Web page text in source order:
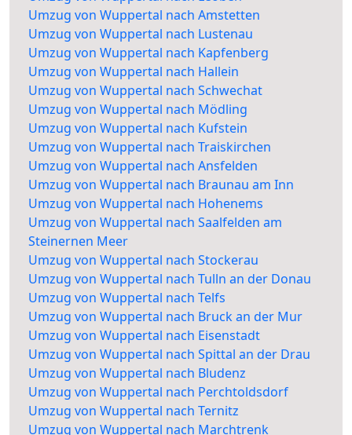
Umzug von Wuppertal nach Amstetten
Umzug von Wuppertal nach Lustenau
Umzug von Wuppertal nach Kapfenberg
Umzug von Wuppertal nach Hallein
Umzug von Wuppertal nach Schwechat
Umzug von Wuppertal nach Mödling
Umzug von Wuppertal nach Kufstein
Umzug von Wuppertal nach Traiskirchen
Umzug von Wuppertal nach Ansfelden
Umzug von Wuppertal nach Braunau am Inn
Umzug von Wuppertal nach Hohenems
Umzug von Wuppertal nach Saalfelden am
Steinernen Meer
Umzug von Wuppertal nach Stockerau
Umzug von Wuppertal nach Tulln an der Donau
Umzug von Wuppertal nach Telfs
Umzug von Wuppertal nach Bruck an der Mur
Umzug von Wuppertal nach Eisenstadt
Umzug von Wuppertal nach Spittal an der Drau
Umzug von Wuppertal nach Bludenz
Umzug von Wuppertal nach Perchtoldsdorf
Umzug von Wuppertal nach Ternitz
Umzug von Wuppertal nach Marchtrenk